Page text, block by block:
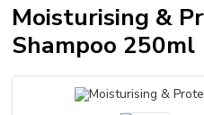
Moisturising &
Shampoo 250ml